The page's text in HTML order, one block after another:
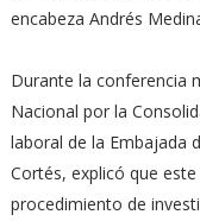
encabeza Andrés
Durante la conferencia
Nacional por la
laboral de la Embajada
Cortés, explicó que
procedimiento de